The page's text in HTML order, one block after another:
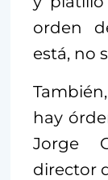
orden
está, no
hay
Jorge
director